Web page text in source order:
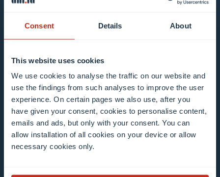
Consent Details About
This website uses cookies
We use cookies to analyse the traffic on our website and
use the findings from such analyses to improve the user
experience. On certain pages we also use, after you
have given your consent, cookies to personalise content,
emails and ads, but only with your consent. You can
allow installation of all cookies on your device or allow
necessary cookies only.
Tous les champs sont obligatoires
diffusion
Mailing list 0 items selected
Introduisez votre adresse e-mail